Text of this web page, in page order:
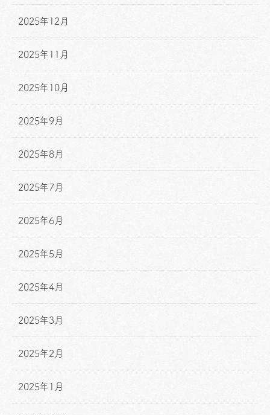
2025年12月
2025年11月
2025年10月
2025年9月
2025年8月
2025年7月
2025年6月
2025年5月
2025年4月
2025年3月
2025年2月
2025年1月